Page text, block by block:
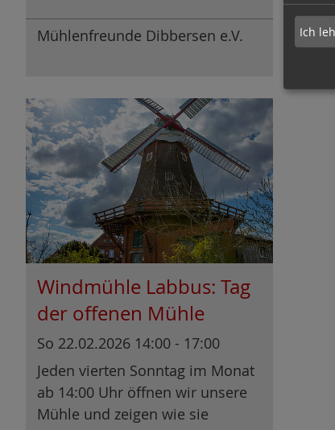
Mühlenfreunde Dibbersen e.V.
Windmühle Labbus: Tag
der offenen Mühle
So 22.02.2026 14:00 - 17:00
Jeden vierten Sonntag im Monat
ab 14:00 Uhr öffnen wir unsere
Mühle und zeigen wie sie
Ich